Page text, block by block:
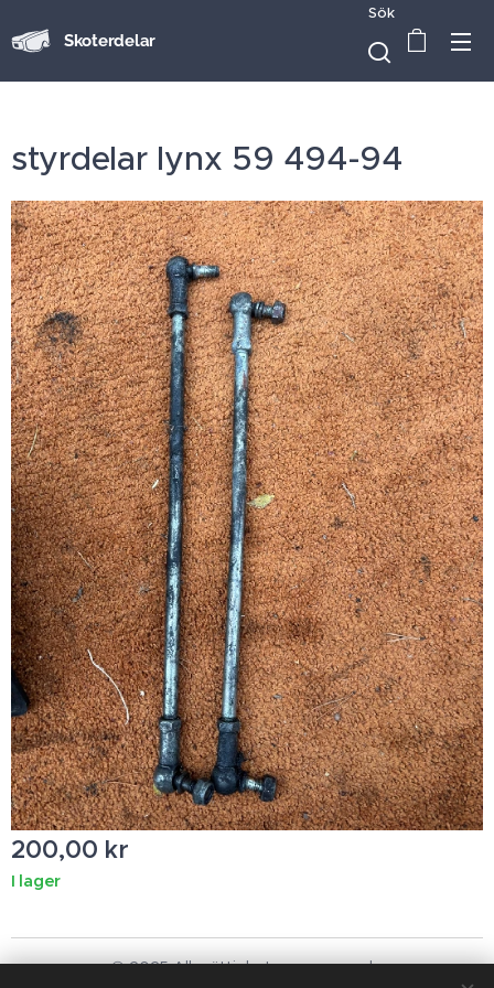
Skoterdelar
Sök
styrdelar lynx 59 494-94
200,00 kr
I lager
© 2025 Alla rättigheter reserverade